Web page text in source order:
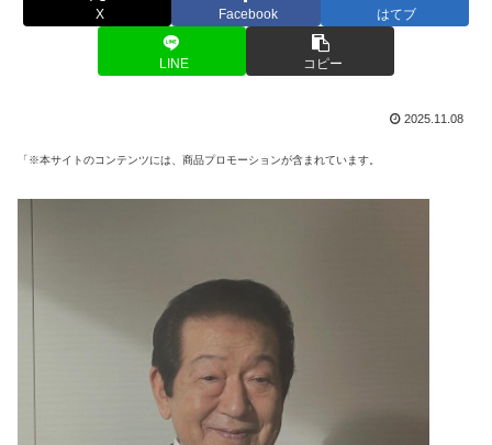
X Facebook はてブ
LINE コピー
2025.11.08
「※本サイトのコンテンツには、商品プロモーションが含まれています。